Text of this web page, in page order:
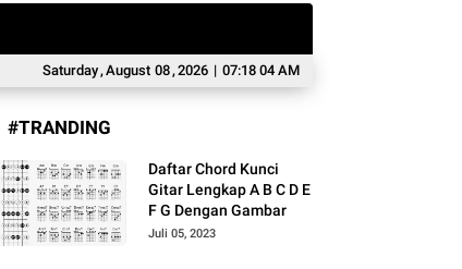
Saturday,August 08,2026 | 07:18 05 AM
#TRANDING
Daftar Chord Kunci
Gitar Lengkap A B C D E
F G Dengan Gambar
Juli 05, 2023